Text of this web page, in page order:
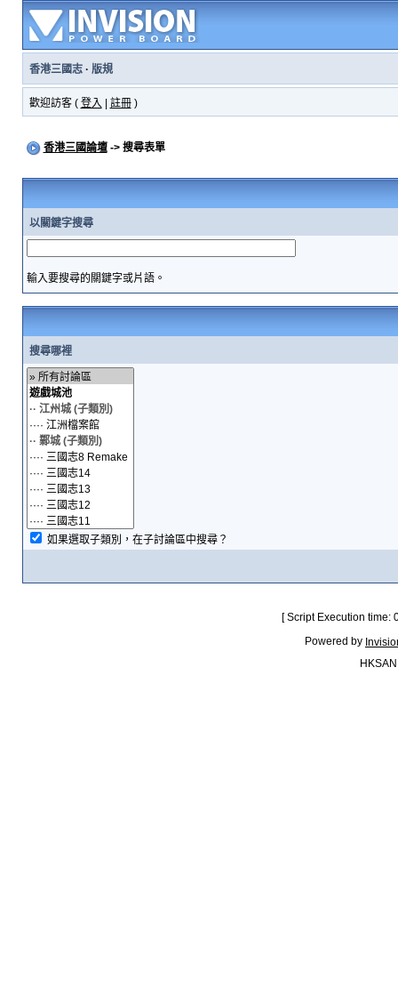
香港三國志· 版規
歡迎訪客 ( 登入 註冊)
香港三國論壇-> 搜尋表單
以關鍵字搜尋
輸入要搜尋的關鍵字或片語。
搜尋哪裡
如果選取子類別，在子討論區中搜尋？
[ Script Execution
Powered by